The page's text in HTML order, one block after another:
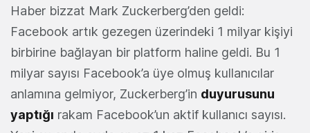
Haber bizzat Mark Zuckerberg’den geldi:
Facebook artık gezegen üzerindeki 1 milyar kişiyi
birbirine bağlayan bir platform haline geldi. Bu 1
milyar sayısı Facebook’a üye olmuş kullanıcılar
anlamına gelmiyor, Zuckerberg’in duyurusunu
yaptığı rakam Facebook’un aktif kullanıcı sayısı.